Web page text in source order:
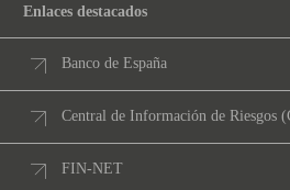
Enlaces destacados
Banco de España
Central de Información de Riesgos
FIN-NET